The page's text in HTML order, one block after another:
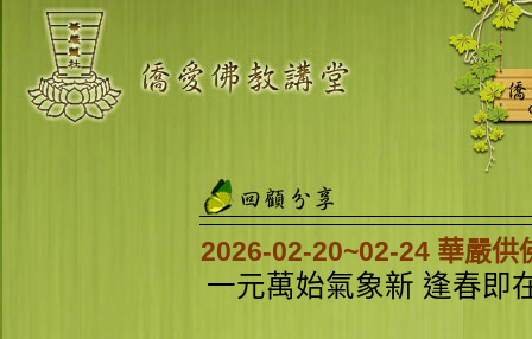
2026-02-20~02-24 華嚴供
一元萬始氣象新 逢春即